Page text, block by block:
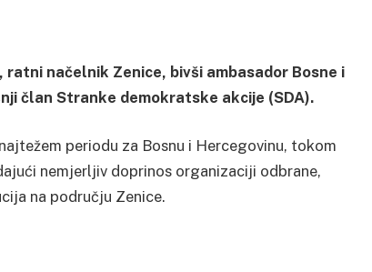
ratni načelnik Zenice, bivši ambasador Bosne i
član Stranke demokratske akcije (SDA).
periodu za Bosnu i Hercegovinu, tokom
nemjerljiv doprinos organizaciji odbrane,
na području Zenice.